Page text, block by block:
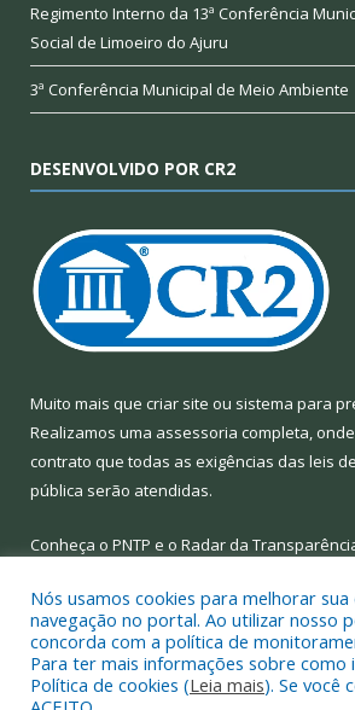
Regimento Interno da 13ª Conferência
Social de Limoeiro do Ajuru
3ª Conferência Municipal de Meio Ambiente
DESENVOLVIDO POR CR2
Muito mais que criar site ou sistema para
Realizamos uma assessoria completa,
contrato que todas as exigências das leis
pública serão atendidas.
Conheça o PNTP e o Radar da
Todos os direitos reservados a Prefeitura
do Ajuru.
Nós usamos cookies para melhorar sua
navegação no portal. Ao utilizar nosso
concorda com a política de
Para ter mais informações sobre como
Política de cookies (Leia mais). Se você